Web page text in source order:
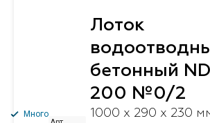
Много
Лоток
бетонный
200 №0/2
1000 x 290 x 230